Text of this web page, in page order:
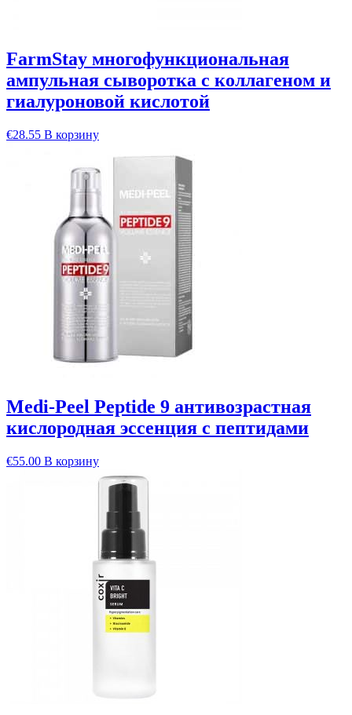
FarmStay многофункциональная
ампульная сыворотка с коллагеном и
гиалуроновой кислотой
€28.55 В корзину
Medi-Peel Peptide 9 антивозрастная
кислородная эссенция с пептидами
€55.00 В корзину